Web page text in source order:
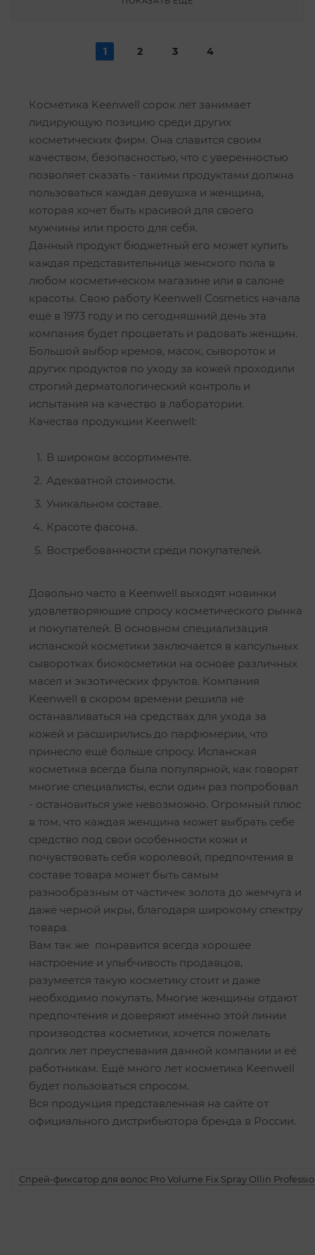
1 2 3 4
Косметика Keenwell сорок лет занимает
лидирующую позицию среди других
косметических фирм. Она славится своим
качеством, безопасностью, что с уверенностью
позволяет сказать - такими продуктами должна
пользоваться каждая девушка и женщина,
которая хочет быть красивой для своего
мужчины или просто для себя.
Данный продукт бюджетный его может купить
каждая представительница женского пола в
любом косметическом магазине или в салоне
красоты. Свою работу Keenwell Cosmetics начала
ещё в 1973 году и по сегодняшний день эта
компания будет процветать и радовать женщин.
Большой выбор кремов, масок, сывороток и
других продуктов по уходу за кожей проходили
строгий дерматологический контроль и
испытания на качество в лаборатории.
Качества продукции Keenwell:
В широком ассортименте.
Адекватной стоимости.
Уникальном составе.
Красоте фасона.
Востребованности среди покупателей.
Довольно часто в Keenwell выходят новинки
удовлетворяющие спросу косметического рынка
и покупателей. В основном специализация
испанской косметики заключается в капсульных
сыворотках биокосметики на основе различных
масел и экзотических фруктов. Компания
Keenwell в скором времени решила не
останавливаться на средствах для ухода за
кожей и расширились до парфюмерии, что
принесло ещё больше спросу. Испанская
косметика всегда была популярной, как говорят
многие специалисты, если один раз попробовал
- остановиться уже невозможно. Огромный плюс
в том, что каждая женщина может выбрать себе
средство под свои особенности кожи и
почувствовать себя королевой, предпочтения в
составе товара может быть самым
разнообразным от частичек золота до жемчуга и
даже черной икры, благодаря широкому спектру
товара.
Вам так же понравится всегда хорошее
настроение и улыбчивость продавцов,
разумеется такую косметику стоит и даже
необходимо покупать. Многие женщины отдают
предпочтения и доверяют именно этой линии
производства косметики, хочется пожелать
долгих лет преуспевания данной компании и её
работникам. Ещё много лет косметика Keenwell
будет пользоваться спросом.
Вся продукция представленная на сайте от
официального дистрибьютора бренда в России.
Спрей-фиксатор для волос Pro Volume Fix Spray Ollin